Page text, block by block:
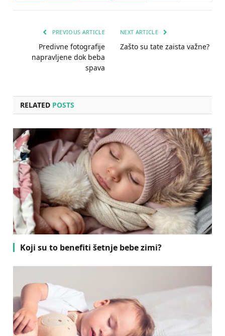
PREVIOUS ARTICLE
Predivne fotografije
napravljene dok beba
spava
NEXT ARTICLE
Zašto su tate zaista važne?
RELATED POSTS
Koji su to benefiti šetnje bebe zimi?